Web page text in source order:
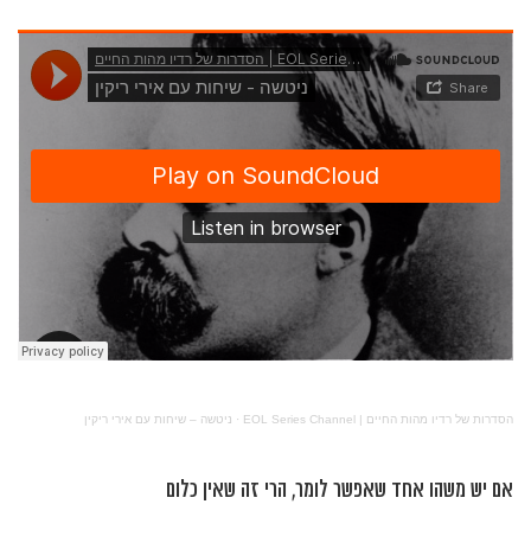
הסדרות של רדיו מהות החיים | EOL Series Channel · ניטשה – שיחות עם אירי ריקין
אם יש משהו אחד שאפשר לומר, הרי זה שאין כלום